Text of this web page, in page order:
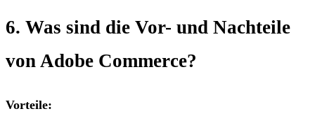
6. Was sind die Vor- und Nachteile
von Adobe Commerce?
Vorteile: